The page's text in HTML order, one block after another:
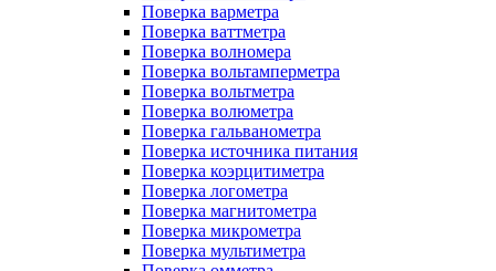
Поверка варметра
Поверка ваттметра
Поверка волномера
Поверка вольтамперметра
Поверка вольтметра
Поверка волюметра
Поверка гальванометра
Поверка источника питания
Поверка коэрцитиметра
Поверка логометра
Поверка магнитометра
Поверка микрометра
Поверка мультиметра